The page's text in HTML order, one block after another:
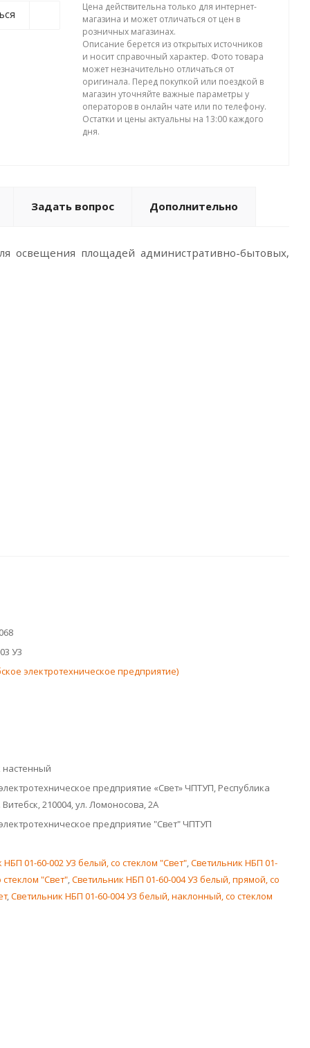
Цена действительна только для интернет-
магазина и может отличаться от цен в
розничных магазинах.
Описание берется из открытых источников
и носит справочный характер. Фото товара
может незначительно отличаться от
оригинала. Перед покупкой или поездкой в
магазин уточняйте важные параметры у
операторов в онлайн чате или по телефону.
Остатки и цены актуальны на 13:00 каждого
дня.
Задать вопрос Дополнительно
освещения площадей административно-бытовых,
У3
электротехническое предприятие)
настенный
предприятие «Свет» ЧПТУП, Республика
Витебск, 210004, ул. Ломоносова, 2А
предприятие "Свет" ЧПТУП
НБП 01-60-002 У3 белый, со стеклом "Свет",Светильник НБП 01-
стеклом "Свет",Светильник НБП 01-60-004 У3 белый, прямой, со
,Светильник НБП 01-60-004 У3 белый, наклонный, со стеклом